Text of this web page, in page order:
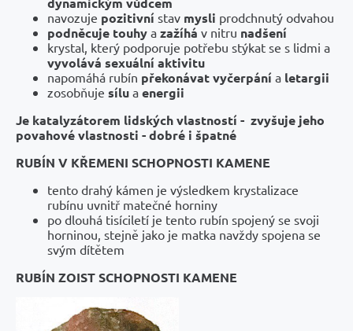
navozuje pozitivní stav mysli prodchnutý odvahou
podněcuje touhy a zažíhá v nitru nadšení
krystal, který podporuje potřebu stýkat se s lidmi a
vyvolává sexuální aktivitu
napomáhá rubín překonávat vyčerpání a letargii
zosobňuje sílu a energii
Je katalyzátorem lidských vlastností - zvyšuje jeho
povahové vlastnosti - dobré i špatné
RUBÍN V KŘEMENI SCHOPNOSTI KAMENE
tento drahý kámen je výsledkem krystalizace
rubínu uvnitř matečné horniny
po dlouhá tisíciletí je tento rubín spojený se svoji
horninou, stejně jako je matka navždy spojena se
svým dítětem
RUBÍN ZOIST SCHOPNOSTI KAMENE